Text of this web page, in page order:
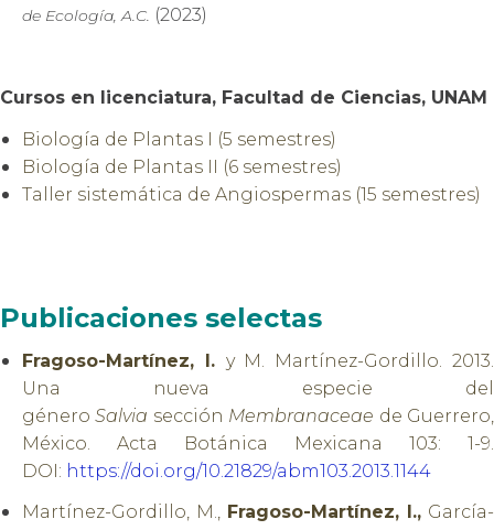
de Ecología, A.C. (2023)
Cursos en licenciatura, Facultad de Ciencias, UNAM
Biología de Plantas I (5 semestres)
Biología de Plantas II (6 semestres)
Taller sistemática de Angiospermas (15 semestres)
Publicaciones selectas
Fragoso-Martínez, I. y M. Martínez-Gordillo. 2013.
Una nueva especie del
géneroSalvia sección Membranaceae de Guerrero,
México. Acta Botánica Mexicana 103: 1-9.
DOI: https://doi.org/10.21829/abm103.2013.1144
Martínez-Gordillo, M., Fragoso-Martínez, I., García-